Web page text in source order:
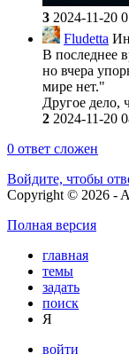
3 2024-11-20
Fludetta
В последнее
но вчера
мире нет."
Другое дело,
2 2024-11-20
0 ответ сложен
Войдите, чтобы
Copyright © 2026 -
Полная версия
главная
темы
задать
поиск
Я
войти